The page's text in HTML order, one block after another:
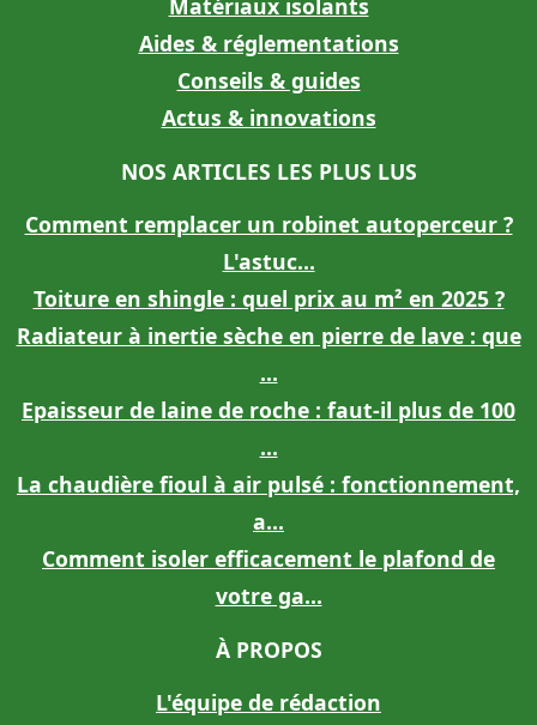
Matériaux isolants
Aides & réglementations
Conseils & guides
Actus & innovations
NOS ARTICLES LES PLUS LUS
Comment remplacer un robinet autoperceur ?
L'astuc...
Toiture en shingle : quel prix au m² en 2025 ?
Radiateur à inertie sèche en pierre de lave : que
...
Epaisseur de laine de roche : faut-il plus de 100
...
La chaudière fioul à air pulsé : fonctionnement,
a...
Comment isoler efficacement le plafond de
votre ga...
À PROPOS
L'équipe de rédaction